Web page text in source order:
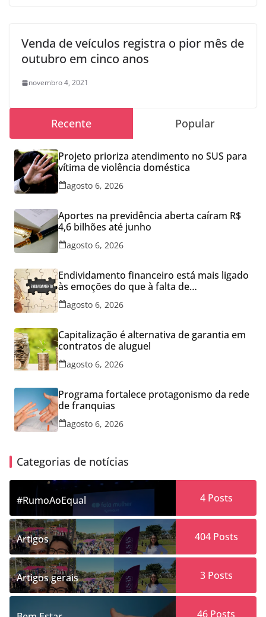
Venda de veículos registra o pior mês de
outubro em cinco anos
novembro 4, 2021
Recente Popular
Projeto prioriza atendimento no SUS para
vítima de violência doméstica
agosto 6, 2026
Aportes na previdência aberta caíram R$
4,6 bilhões até junho
agosto 6, 2026
Endividamento financeiro está mais ligado
às emoções do que à falta de
conhecimento
agosto 6, 2026
Capitalização é alternativa de garantia em
contratos de aluguel
agosto 6, 2026
Programa fortalece protagonismo da rede
de franquias
agosto 6, 2026
Categorias de notícias
#RumoAoEqual 4Posts
Artigos 404Posts
Artigos gerais 3Posts
46 Posts